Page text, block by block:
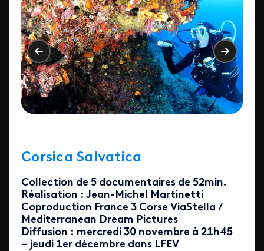
Corsica Salvatica
Collection de 5 documentaires de 52min.
Réalisation : Jean-Michel Martinetti
Coproduction France 3 Corse ViaStella /
Mediterranean Dream Pictures
Diffusion : mercredi 30 novembre à 21h45
– jeudi 1er décembre dans LFEV